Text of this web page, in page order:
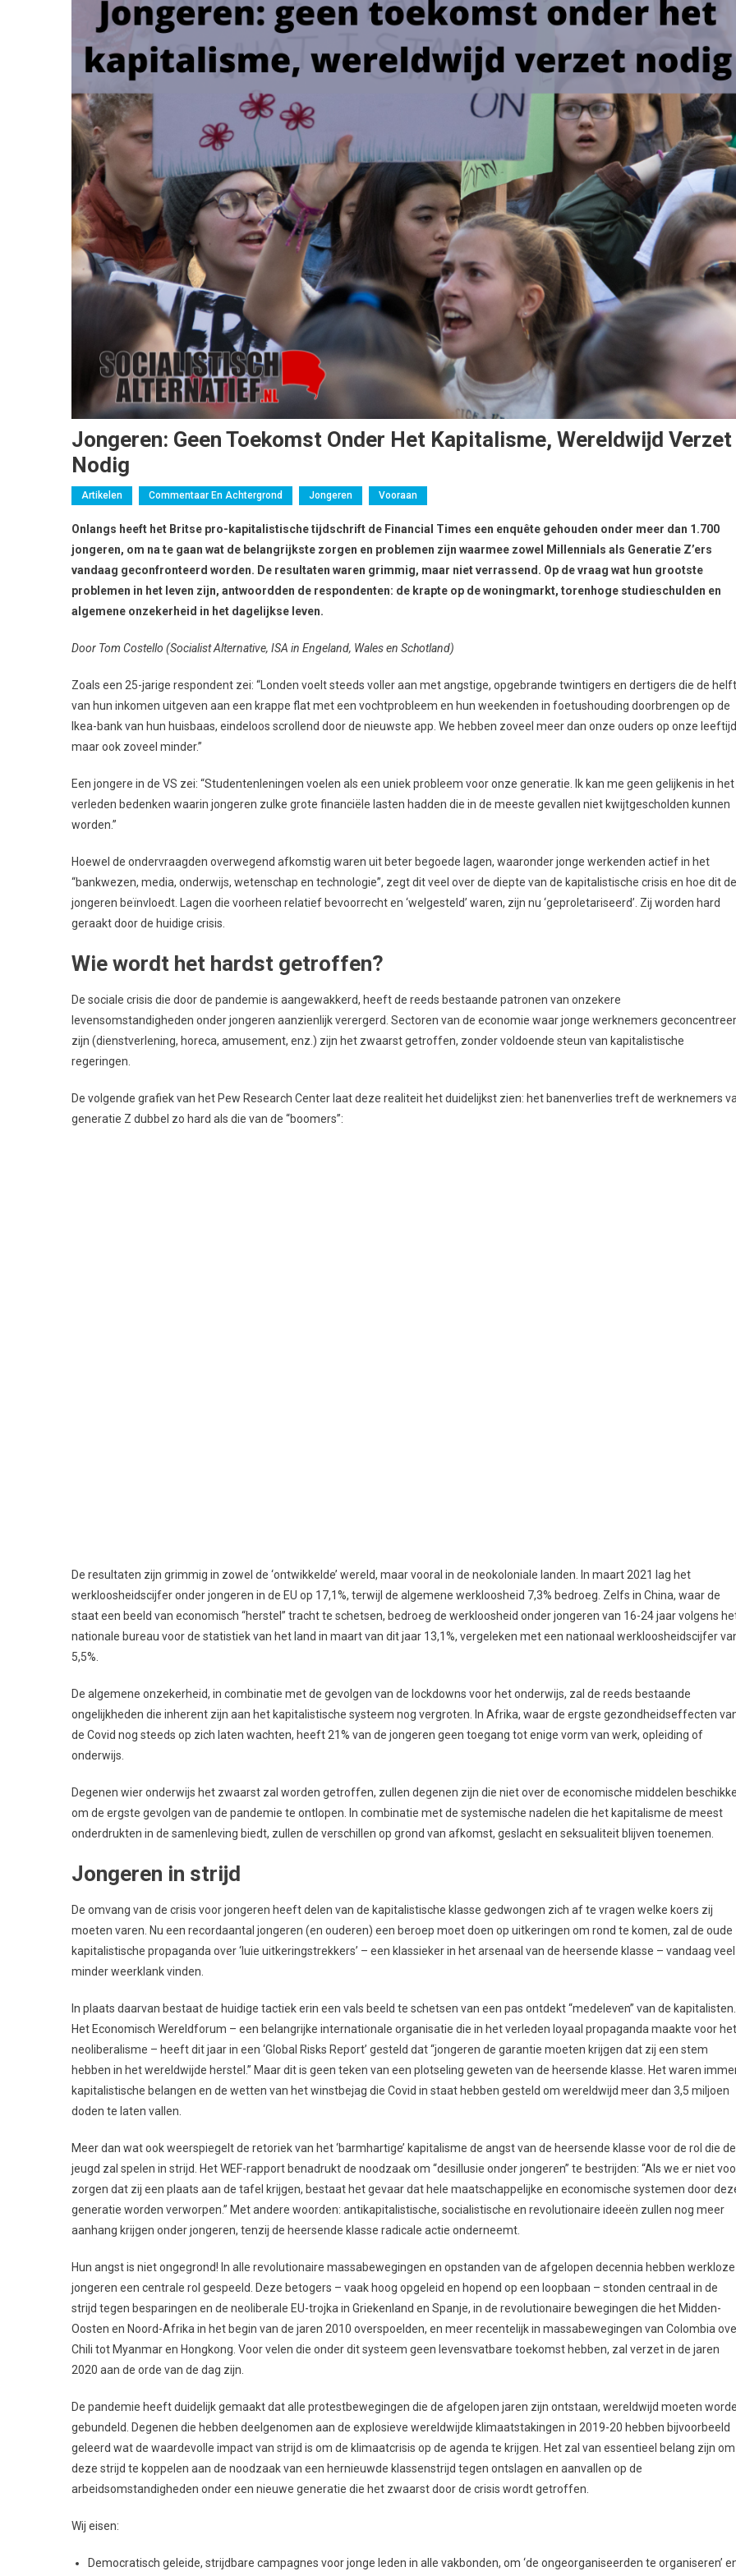
Jongeren: Geen Toekomst Onder Het Kapitalisme, Wereldwijd Verzet
Nodig
Artikelen Commentaar En Achtergrond Jongeren Vooraan
Onlangs heeft het Britse pro-kapitalistische tijdschrift de Financial Times een enquête gehouden onder meer dan 1.700
jongeren, om na te gaan wat de belangrijkste zorgen en problemen zijn waarmee zowel Millennials als Generatie Z’ers
vandaag geconfronteerd worden. De resultaten waren grimmig, maar niet verrassend. Op de vraag wat hun grootste
problemen in het leven zijn, antwoordden de respondenten: de krapte op de woningmarkt, torenhoge studieschulden en
algemene onzekerheid in het dagelijkse leven.
Door Tom Costello (Socialist Alternative, ISA in Engeland, Wales en Schotland)
Zoals een 25-jarige respondent zei: “Londen voelt steeds voller aan met angstige, opgebrande twintigers en dertigers die de helft
van hun inkomen uitgeven aan een krappe flat met een vochtprobleem en hun weekenden in foetushouding doorbrengen op de
Ikea-bank van hun huisbaas, eindeloos scrollend door de nieuwste app. We hebben zoveel meer dan onze ouders op onze
maar ook zoveel minder.”
Een jongere in de VS zei: “Studentenleningen voelen als een uniek probleem voor onze generatie. Ik kan me geen gelijkenis in het
verleden bedenken waarin jongeren zulke grote financiële lasten hadden die in de meeste gevallen niet kwijtgescholden kunnen
worden.”
Hoewel de ondervraagden overwegend afkomstig waren uit beter begoede lagen, waaronder jonge werkenden actief in het
“bankwezen, media, onderwijs, wetenschap en technologie”, zegt dit veel over de diepte van de kapitalistische crisis en hoe dit de
jongeren beïnvloedt. Lagen die voorheen relatief bevoorrecht en ‘welgesteld’ waren, zijn nu ‘geproletariseerd’. Zij worden hard
geraakt door de huidige crisis.
Wie wordt het hardst getroffen?
De sociale crisis die door de pandemie is aangewakkerd, heeft de reeds bestaande patronen van onzekere
levensomstandigheden onder jongeren aanzienlijk verergerd. Sectoren van de economie waar jonge werknemers
zijn (dienstverlening, horeca, amusement, enz.) zijn het zwaarst getroffen, zonder voldoende steun van kapitalistische
regeringen.
De volgende grafiek van het Pew Research Center laat deze realiteit het duidelijkst zien: het banenverlies treft de werknemers
generatie Z dubbel zo hard als die van de “boomers”:
De resultaten zijn grimmig in zowel de ‘ontwikkelde’ wereld, maar vooral in de neokoloniale landen. In maart 2021 lag het
werkloosheidscijfer onder jongeren in de EU op 17,1%, terwijl de algemene werkloosheid 7,3% bedroeg. Zelfs in China, waar de
staat een beeld van economisch “herstel” tracht te schetsen, bedroeg de werkloosheid onder jongeren van 16-24 jaar volgens
nationale bureau voor de statistiek van het land in maart van dit jaar 13,1%, vergeleken met een nationaal werkloosheidscijfer
5,5%.
De algemene onzekerheid, in combinatie met de gevolgen van de lockdowns voor het onderwijs, zal de reeds bestaande
ongelijkheden die inherent zijn aan het kapitalistische systeem nog vergroten. In Afrika, waar de ergste gezondheidseffecten
de Covid nog steeds op zich laten wachten, heeft 21% van de jongeren geen toegang tot enige vorm van werk, opleiding of
onderwijs.
Degenen wier onderwijs het zwaarst zal worden getroffen, zullen degenen zijn die niet over de economische middelen
om de ergste gevolgen van de pandemie te ontlopen. In combinatie met de systemische nadelen die het kapitalisme de meest
onderdrukten in de samenleving biedt, zullen de verschillen op grond van afkomst, geslacht en seksualiteit blijven toenemen.
Jongeren in strijd
De omvang van de crisis voor jongeren heeft delen van de kapitalistische klasse gedwongen zich af te vragen welke koers zij
moeten varen. Nu een recordaantal jongeren (en ouderen) een beroep moet doen op uitkeringen om rond te komen, zal de oude
kapitalistische propaganda over ‘luie uitkeringstrekkers’ – een klassieker in het arsenaal van de heersende klasse – vandaag veel
minder weerklank vinden.
In plaats daarvan bestaat de huidige tactiek erin een vals beeld te schetsen van een pas ontdekt “medeleven” van de kapitalisten.
Het Economisch Wereldforum – een belangrijke internationale organisatie die in het verleden loyaal propaganda maakte voor het
neoliberalisme – heeft dit jaar in een ‘Global Risks Report’ gesteld dat “jongeren de garantie moeten krijgen dat zij een stem
hebben in het wereldwijde herstel.” Maar dit is geen teken van een plotseling geweten van de heersende klasse. Het waren
kapitalistische belangen en de wetten van het winstbejag die Covid in staat hebben gesteld om wereldwijd meer dan 3,5 miljoen
doden te laten vallen.
Meer dan wat ook weerspiegelt de retoriek van het ‘barmhartige’ kapitalisme de angst van de heersende klasse voor de rol die de
jeugd zal spelen in strijd. Het WEF-rapport benadrukt de noodzaak om “desillusie onder jongeren” te bestrijden: “Als we er niet
zorgen dat zij een plaats aan de tafel krijgen, bestaat het gevaar dat hele maatschappelijke en economische systemen door
generatie worden verworpen.” Met andere woorden: antikapitalistische, socialistische en revolutionaire ideeën zullen nog meer
aanhang krijgen onder jongeren, tenzij de heersende klasse radicale actie onderneemt.
Hun angst is niet ongegrond! In alle revolutionaire massabewegingen en opstanden van de afgelopen decennia hebben werkloze
jongeren een centrale rol gespeeld. Deze betogers – vaak hoog opgeleid en hopend op een loopbaan – stonden centraal in de
strijd tegen besparingen en de neoliberale EU-trojka in Griekenland en Spanje, in de revolutionaire bewegingen die het Midden-
Oosten en Noord-Afrika in het begin van de jaren 2010 overspoelden, en meer recentelijk in massabewegingen van Colombia
Chili tot Myanmar en Hongkong. Voor velen die onder dit systeem geen levensvatbare toekomst hebben, zal verzet in de jaren
2020 aan de orde van de dag zijn.
De pandemie heeft duidelijk gemaakt dat alle protestbewegingen die de afgelopen jaren zijn ontstaan, wereldwijd moeten
gebundeld. Degenen die hebben deelgenomen aan de explosieve wereldwijde klimaatstakingen in 2019-20 hebben bijvoorbeeld
geleerd wat de waardevolle impact van strijd is om de klimaatcrisis op de agenda te krijgen. Het zal van essentieel belang zijn om
deze strijd te koppelen aan de noodzaak van een hernieuwde klassenstrijd tegen ontslagen en aanvallen op de
arbeidsomstandigheden onder een nieuwe generatie die het zwaarst door de crisis wordt getroffen.
Wij eisen:
Democratisch geleide, strijdbare campagnes voor jonge leden in alle vakbonden, om ‘de ongeorganiseerden te organiseren’